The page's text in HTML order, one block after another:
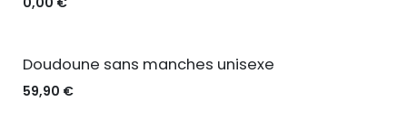
Doudoune sans manches unisexe
59,90 €